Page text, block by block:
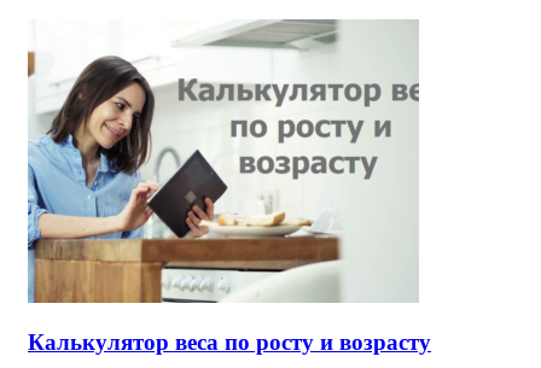
Калькулятор веса по росту и возрасту